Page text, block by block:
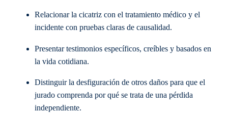
Relacionar la cicatriz con el tratamiento médico y el
incidente con pruebas claras de causalidad.
Presentar testimonios específicos, creíbles y basados en
la vida cotidiana.
Distinguir la desfiguración de otros daños para que el
jurado comprenda por qué se trata de una pérdida
independiente.